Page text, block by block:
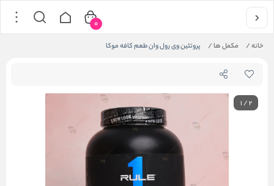
خانه/ مکمل ها/ پروتئین وی رول وان طعم کافه موکا
0
1/2